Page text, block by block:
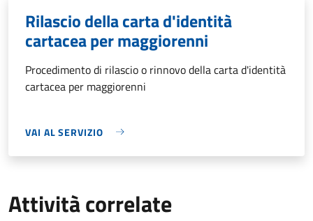
Rilascio della carta d'identità
cartacea per maggiorenni
Procedimento di rilascio o rinnovo della carta d'identità
cartacea per maggiorenni
VAI AL SERVIZIO
Attività correlate